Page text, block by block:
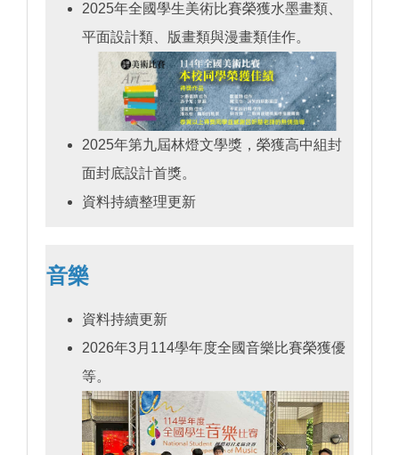
2025年全國學生美術比賽榮獲水墨畫類、
平面設計類、版畫類與漫畫類佳作。
2025年第九屆林燈文學獎，榮獲高中組封
面封底設計首獎。
資料持續整理更新
音樂
資料持續更新
2026年3月114學年度全國音樂比賽榮獲優
等。